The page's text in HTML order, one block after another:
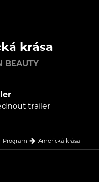
krása
BEAUTY
trailer
Program Americká krása